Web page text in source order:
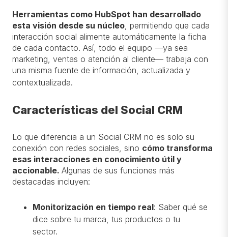
Herramientas como HubSpot han desarrollado
esta visión desde su núcleo, permitiendo que cada
interacción social alimente automáticamente la ficha
de cada contacto. Así, todo el equipo —ya sea
marketing, ventas o atención al cliente— trabaja con
una misma fuente de información, actualizada y
contextualizada.
Características del Social CRM
Lo que diferencia a un Social CRM no es solo su
conexión con redes sociales, sino cómo transforma
esas interacciones en conocimiento útil y
accionable. Algunas de sus funciones más
destacadas incluyen:
Monitorización en tiempo real: Saber qué se
dice sobre tu marca, tus productos o tu
sector.